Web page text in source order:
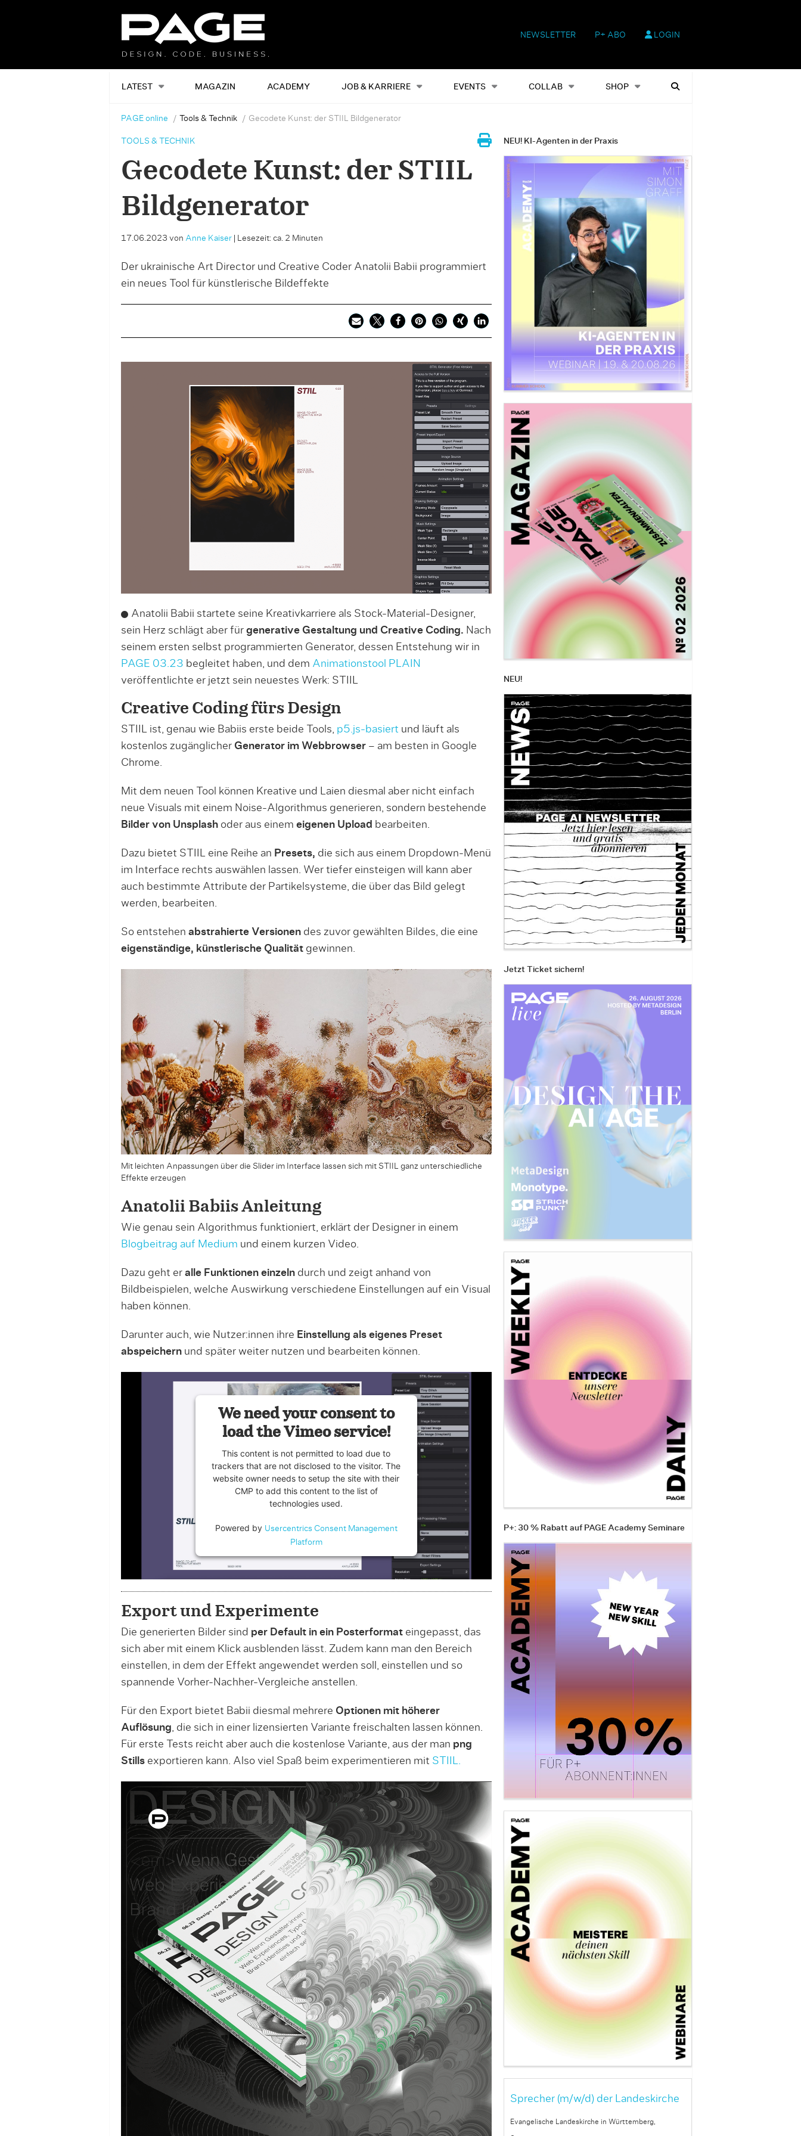
NEWSLETTER P+ ABO LOGIN
LATEST MAGAZIN ACADEMY JOB & KARRIERE EVENTS COLLAB SHOP
Alles Events Shop Heftausgaben Suchen
PAGE online Tools & Technik Gecodete Kunst: der STIIL Bildgenerator
TOOLS & TECHNIK
Gecodete Kunst: der STIIL
Bildgenerator
17.06.2023 von Anne Kaiser| Lesezeit: ca. 2 Minuten
Der ukrainische Art Director und Creative Coder Anatolii Babii programmiert
ein neues Tool für künstlerische Bildeffekte
Anatolii Babii startete seine Kreativkarriere als Stock-Material-Designer,
sein Herz schlägt aber für generative Gestaltung und Creative Coding. Nach
seinem ersten selbst programmierten Generator, dessen Entstehung wir in
PAGE 03.23 begleitet haben, und dem Animationstool PLAIN
veröffentlichte er jetzt sein neuestes Werk: STIIL
Creative Coding fürs Design
STIIL ist, genau wie Babiis erste beide Tools, p5.js-basiert und läuft als
kostenlos zugänglicher Generator im Webbrowser– am besten in Google
Chrome.
Mit dem neuen Tool können Kreative und Laien diesmal aber nicht einfach
neue Visuals mit einem Noise-Algorithmus generieren, sondern bestehende
Bilder von Unsplashoder aus einem eigenen Upload bearbeiten.
Dazu bietet STIIL eine Reihe an Presets, die sich aus einem Dropdown-Menü
im Interface rechts auswählen lassen. Wer tiefer einsteigen will kann aber
auch bestimmte Attribute der Partikelsysteme, die über das Bild gelegt
werden, bearbeiten.
So entstehen abstrahierte Versionendes zuvor gewählten Bildes, die eine
eigenständige, künstlerische Qualitätgewinnen.
Mit leichten Anpassungen über die Slider im Interface lassen sich mit STIIL ganz unterschiedliche
Effekte erzeugen
Anatolii Babiis Anleitung
Wie genau sein Algorithmus funktioniert, erklärt der Designer in einem
Blogbeitrag auf Medium und einem kurzen Video.
Dazu geht er alle Funktionen einzelndurch und zeigt anhand von
Bildbeispielen, welche Auswirkung verschiedene Einstellungen auf ein Visual
haben können.
Darunter auch, wie Nutzer:innen ihre Einstellung als eigenes Preset
abspeichernund später weiter nutzen und bearbeiten können.
We need your consent to
load the Vimeo service!
This content is not permitted to load due to
trackers that are not disclosed to the visitor. The
website owner needs to setup the site with their
CMP to add this content to the list of
technologies used.
Powered by Usercentrics Consent Management
Platform
Export und Experimente
Die generierten Bilder sind per Default in ein Posterformateingepasst, das
sich aber mit einem Klick ausblenden lässt. Zudem kann man den Bereich
einstellen, in dem der Effekt angewendet werden soll, einstellen und so
spannende Vorher-Nachher-Vergleiche anstellen.
Für den Export bietet Babii diesmal mehrere Optionen mit höherer
Auflösung, die sich in einer lizensierten Variante freischalten lassen können.
Für erste Tests reicht aber auch die kostenlose Variante, aus der man png
Stillsexportieren kann. Also viel Spaß beim experimentieren mit STIIL.
NEU! KI-Agenten in der Praxis
NEU!
Jetzt Ticket sichern!
P+: 30 % Rabatt auf PAGE Academy Seminare
Sprecher (m/w/d) der Landeskirche
Evangelische Landeskirche in Württemberg,